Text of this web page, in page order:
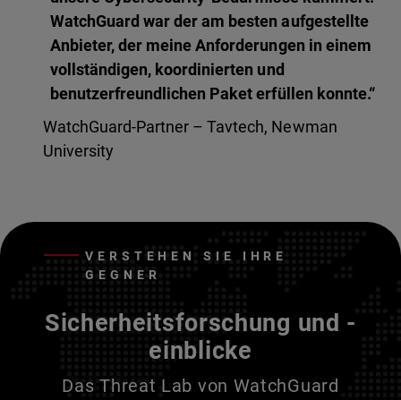
WatchGuard war der am besten aufgestellte
Anbieter, der meine Anforderungen in einem
vollständigen, koordinierten und
benutzerfreundlichen Paket erfüllen konnte.“
WatchGuard-Partner – Tavtech, Newman
University
VERSTEHEN SIE IHRE
GEGNER
Sicherheitsforschung und -
einblicke
Das Threat Lab von WatchGuard